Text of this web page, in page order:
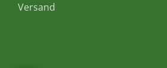
Versand